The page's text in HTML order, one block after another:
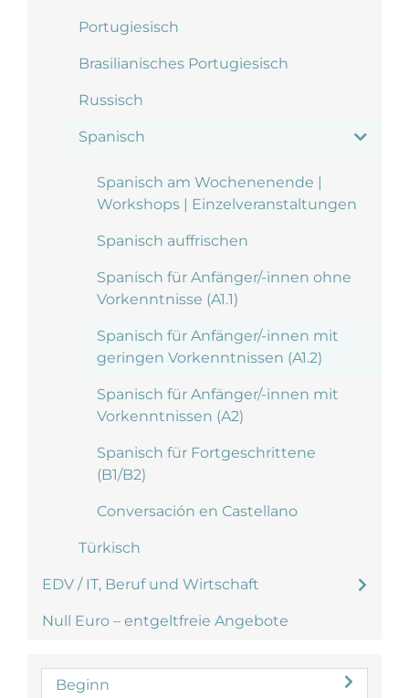
Portugiesisch
Brasilianisches Portugiesisch
Russisch
Spanisch
Spanisch am Wochenenende |
Workshops | Einzelveranstaltungen
Spanisch auffrischen
Spanisch für Anfänger/-innen ohne
Vorkenntnisse (A1.1)
Spanisch für Anfänger/-innen mit
geringen Vorkenntnissen (A1.2)
Spanisch für Anfänger/-innen mit
Vorkenntnissen (A2)
Spanisch für Fortgeschrittene
(B1/B2)
Conversación en Castellano
Türkisch
EDV / IT, Beruf und Wirtschaft
Null Euro – entgeltfreie Angebote
Beginn